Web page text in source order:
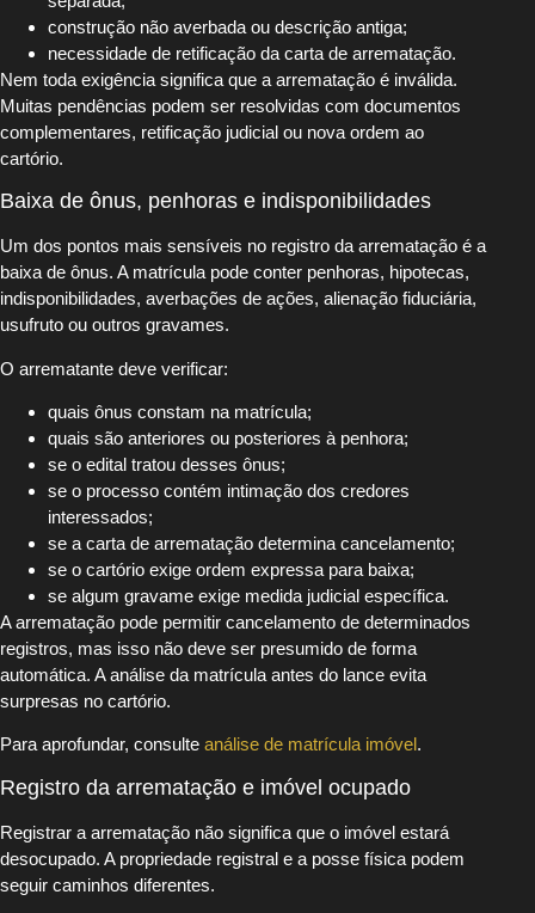
construção não averbada ou descrição antiga;
necessidade de retificação da carta de arrematação.
Nem toda exigência significa que a arrematação é inválida.
Muitas pendências podem ser resolvidas com documentos
complementares, retificação judicial ou nova ordem ao
cartório.
Baixa de ônus, penhoras e indisponibilidades
Um dos pontos mais sensíveis no registro da arrematação é a
baixa de ônus. A matrícula pode conter penhoras, hipotecas,
indisponibilidades, averbações de ações, alienação fiduciária,
usufruto ou outros gravames.
O arrematante deve verificar:
quais ônus constam na matrícula;
quais são anteriores ou posteriores à penhora;
se o edital tratou desses ônus;
se o processo contém intimação dos credores
interessados;
se a carta de arrematação determina cancelamento;
se o cartório exige ordem expressa para baixa;
se algum gravame exige medida judicial específica.
A arrematação pode permitir cancelamento de determinados
registros, mas isso não deve ser presumido de forma
automática. A análise da matrícula antes do lance evita
surpresas no cartório.
Para aprofundar, consulte análise de matrícula imóvel .
Registro da arrematação e imóvel ocupado
Registrar a arrematação não significa que o imóvel estará
desocupado. A propriedade registral e a posse física podem
seguir caminhos diferentes.